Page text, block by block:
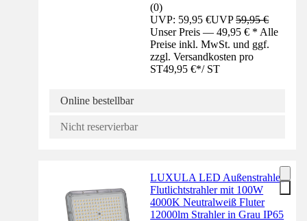
(0)
UVP: 59,95 €UVP59,95 €
Unser Preis — 49,95 € * Alle
Preise inkl. MwSt. und ggf.
zzgl. Versandkosten pro
ST49,95 €*/ ST
Online bestellbar
Nicht reservierbar
LUXULA LED Außenstrahler
Flutlichtstrahler mit 100W
4000K Neutralweiß Fluter
12000lm Strahler in Grau IP65